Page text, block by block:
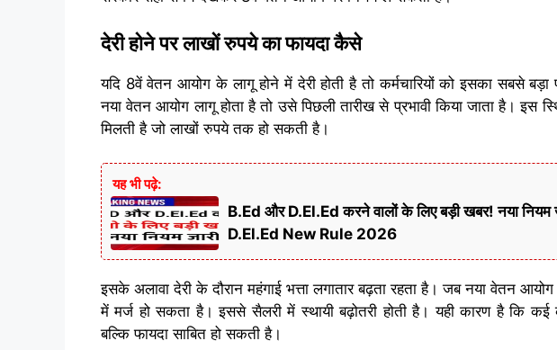
देरी होने पर लाखों रुपये का फायदा कैसे
यदि 8वें वेतन आयोग के लागू होने में देरी होती है तो कर्मचारियों को इसका सबसे
नया वेतन आयोग लागू होता है तो उसे पिछली तारीख से प्रभावी किया जाता है। इस
मिलती है जो लाखों रुपये तक हो सकती है।
यह भी पढ़े:
B.Ed और D.El.Ed करने वालों के लिए बड़ी खबर! नया नियम
D.El.Ed New Rule 2026
इसके अलावा देरी के दौरान महंगाई भत्ता लगातार बढ़ता रहता है। जब नया वेतन
में मर्ज हो सकता है। इससे सैलरी में स्थायी बढ़ोतरी होती है। यही कारण है कि कई
बल्कि फायदा साबित हो सकती है।